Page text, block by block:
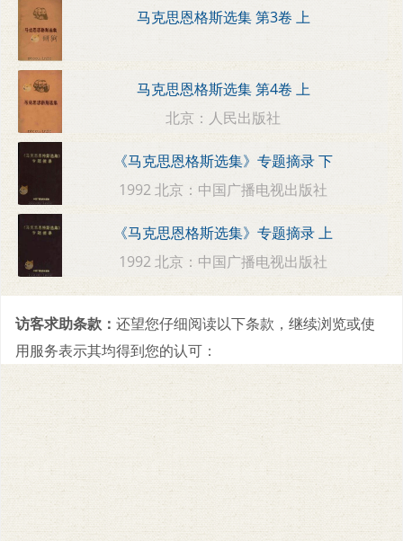
马克思恩格斯选集 第3卷 上
马克思恩格斯选集 第4卷 上
北京：人民出版社
《马克思恩格斯选集》专题摘录 下
1992 北京：中国广播电视出版社
《马克思恩格斯选集》专题摘录 上
1992 北京：中国广播电视出版社
访客求助条款： 还望您仔细阅读以下条款，继续浏览或使
用服务表示其均得到您的认可：